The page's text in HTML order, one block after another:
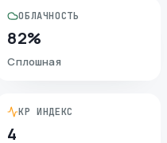
ОБЛАЧНОСТЬ
82%
Сплошная
KP ИНДЕКС
4